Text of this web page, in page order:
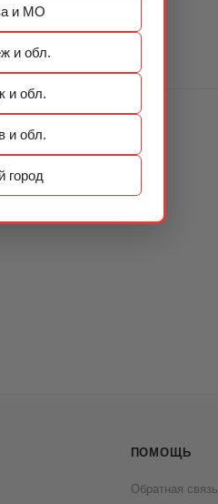
и МО
и обл.
и обл.
и обл.
город
ПОМОЩЬ
Обратная связь